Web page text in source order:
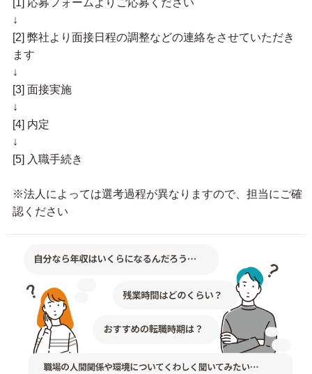
↓
[2] 弊社より面接日程の調整などの連絡をさせていただき
ます
↓
[3] 面接実施
↓
[4] 内定
↓
[5] 入職手続き
※法人によっては選考過程が異なりますので、担当にご確
認ください